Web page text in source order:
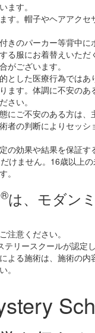
ます。
す。帽子やヘアアク
きのパーカー等背中
る服にお着替えいただ
がございます。
とした医療行為では
ます。体調に不安の
さい。
にご不安のある方は
者の判断によりセッ
の効果や結果を保証
けません。16歳以上
。
®は、モダン
注意ください。
テリースクールが認定
よる施術は、施術の
。